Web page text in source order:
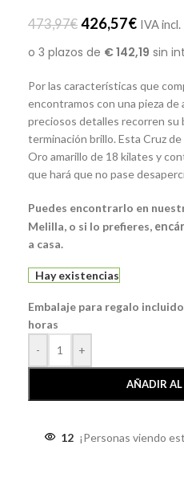
473,97€ 426,57€ IVA incl.
Por las características que
encontramos con una pieza de
preciosos detalles recorren su
terminación brillo. Esta Cruz
Oro amarillo de 18 kilates y
que hará que no pase
Puedes encontrarlo en
Melilla, o si lo prefieres,
a casa.
Hay existencias
Embalaje para regalo
horas
-
+
AÑADIR
12 ¡Personas viendo